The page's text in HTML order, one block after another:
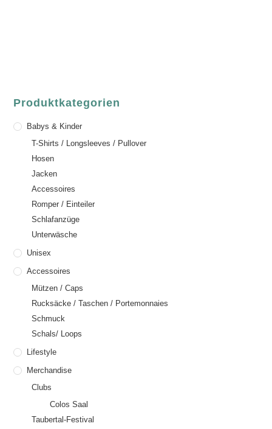
Produktkategorien
Babys & Kinder
T-Shirts / Longsleeves / Pullover
Hosen
Jacken
Accessoires
Romper / Einteiler
Schlafanzüge
Unterwäsche
Unisex
Accessoires
Mützen / Caps
Rucksäcke / Taschen / Portemonnaies
Schmuck
Schals/ Loops
Lifestyle
Merchandise
Clubs
Colos Saal
Taubertal-Festival